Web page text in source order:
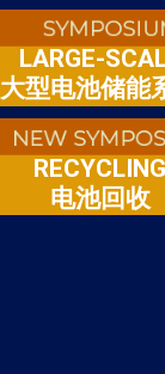
LARGE-
大型电池储能
RECYCLING
电池回收